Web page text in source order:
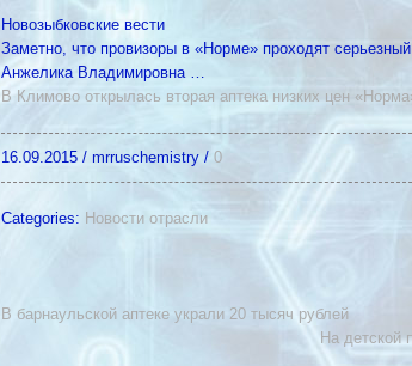
Новозыбковские вести
Заметно, что провизоры в «Норме» проходят
Анжелика Владимировна …
В Климово открылась вторая аптека низких цен
16.09.2015 / mrruschemistry / 0
Categories: Новости отрасли
В барнаульской аптеке украли 20 тысяч рублей
На